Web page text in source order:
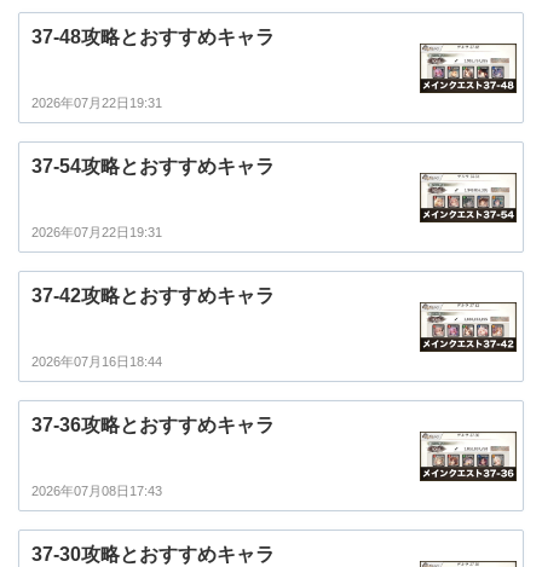
37-48攻略とおすすめキャラ
2026年07月22日19:31
37-54攻略とおすすめキャラ
2026年07月22日19:31
37-42攻略とおすすめキャラ
2026年07月16日18:44
37-36攻略とおすすめキャラ
2026年07月08日17:43
37-30攻略とおすすめキャラ